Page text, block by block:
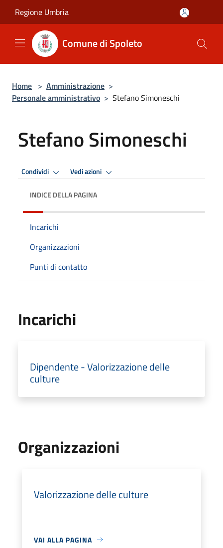
Regione Umbria
Comune di Spoleto
Home > Amministrazione >
Personale amministrativo > Stefano Simoneschi
Stefano Simoneschi
Condividi Vedi azioni
INDICE DELLA PAGINA
Incarichi
Organizzazioni
Punti di contatto
Incarichi
Dipendente - Valorizzazione delle
culture
Organizzazioni
Valorizzazione delle culture
VAI ALLA PAGINA